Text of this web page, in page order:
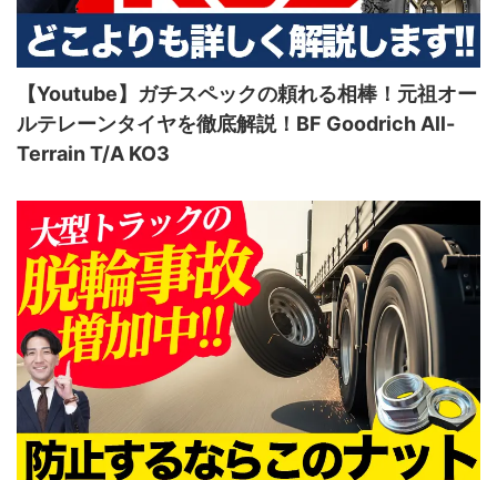
【Youtube】ガチスペックの頼れる相棒！元祖オー
ルテレーンタイヤを徹底解説！BF Goodrich All-
Terrain T/A KO3